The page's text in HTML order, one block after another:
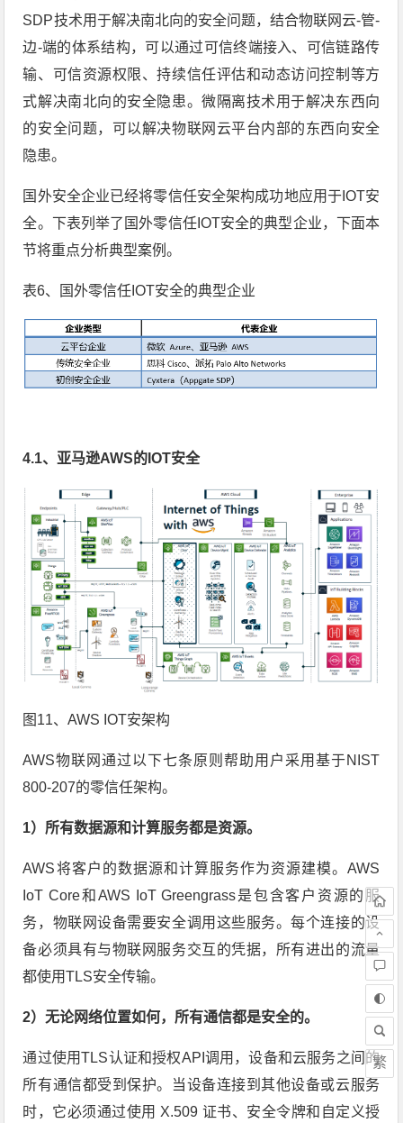
SDP技术用于解决南北向的安全问题，结合物联网云-管-
边-端的体系结构，可以通过可信终端接入、可信链路传
输、可信资源权限、持续信任评估和动态访问控制等方
式解决南北向的安全隐患。微隔离技术用于解决东西向
的安全问题，可以解决物联网云平台内部的东西向安全
隐患。
国外安全企业已经将零信任安全架构成功地应用于IOT安
全。下表列举了国外零信任IOT安全的典型企业，下面本
节将重点分析典型案例。
表6、国外零信任IOT安全的典型企业
4.1、亚马逊AWS的IOT安全
图11、AWS IOT安架构
AWS物联网通过以下七条原则帮助用户采用基于NIST
800-207的零信任架构。
1）所有数据源和计算服务都是资源。
AWS将客户的数据源和计算服务作为资源建模。AWS
IoT Core和AWS IoT Greengrass是包含客户资源的服
务，物联网设备需要安全调用这些服务。每个连接的设
备必须具有与物联网服务交互的凭据，所有进出的流量
都使用TLS安全传输。
2）无论网络位置如何，所有通信都是安全的。
通过使用TLS认证和授权API调用，设备和云服务之间的
所有通信都受到保护。当设备连接到其他设备或云服务
时，它必须通过使用 X.509 证书、安全令牌和自定义授
繁